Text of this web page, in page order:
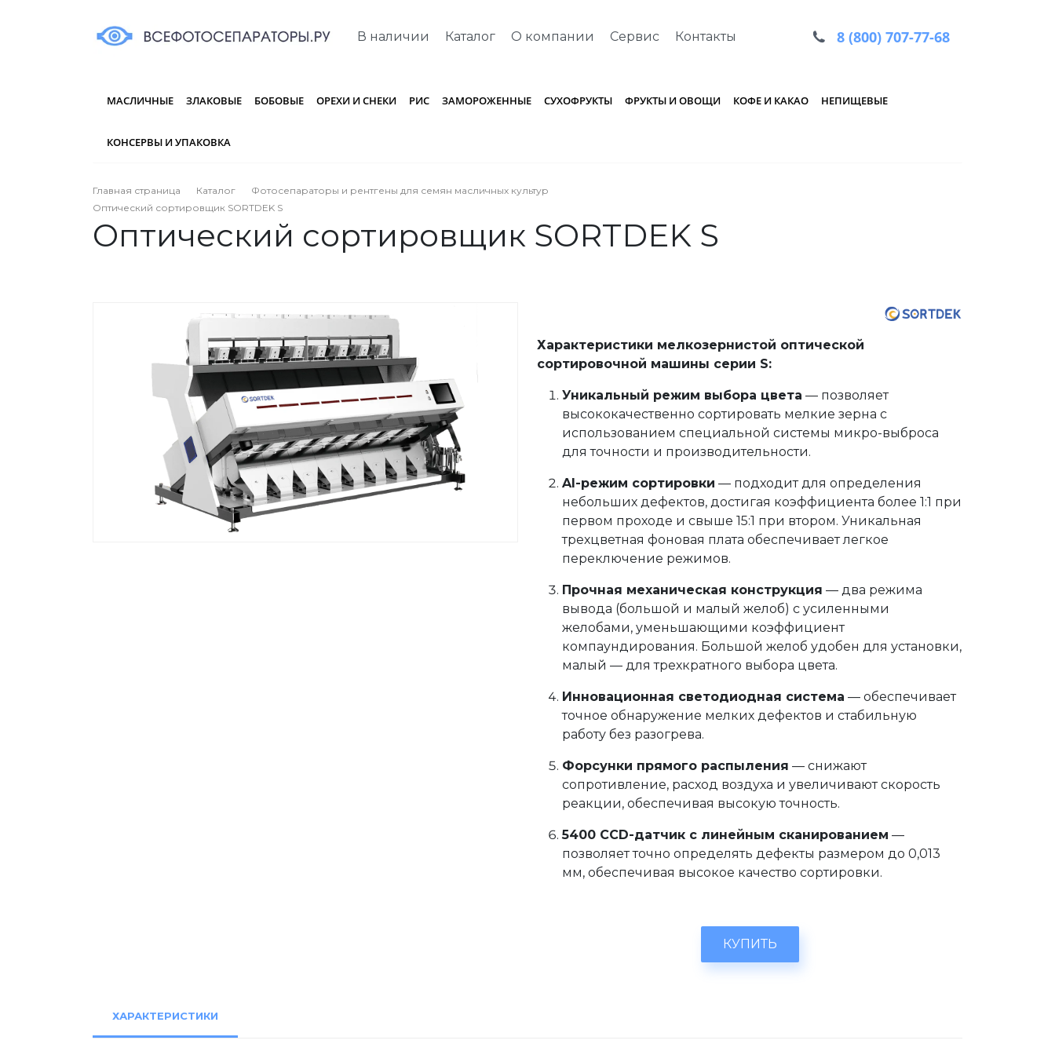
В наличии Каталог О компании Сервис Контакты 8 (800) 707-77-68
МАСЛИЧНЫЕ ЗЛАКОВЫЕ БОБОВЫЕ ОРЕХИ И СНЕКИ РИС ЗАМОРОЖЕННЫЕ СУХОФРУКТЫ ФРУКТЫ И ОВОЩИ КОФЕ И КАКАО НЕПИЩЕВЫЕ
КОНСЕРВЫ И УПАКОВКА
Главная страница Каталог
Фотосепараторы и рентгены для семян масличных культур
Оптический сортировщик SORTDEK S
Оптический сортировщик SORTDEK S
Характеристики мелкозернистой оптической
сортировочной машины серии S:
Уникальный режим выбора цвета — позволяет
высококачественно сортировать мелкие зерна с
использованием специальной системы микро-выброса
для точности и производительности.
AI-режим сортировки — подходит для определения
небольших дефектов, достигая коэффициента более 1:1 при
первом проходе и свыше 15:1 при втором. Уникальная
трехцветная фоновая плата обеспечивает легкое
переключение режимов.
Прочная механическая конструкция — два режима
вывода (большой и малый желоб) с усиленными
желобами, уменьшающими коэффициент
компаундирования. Большой желоб удобен для установки,
малый — для трехкратного выбора цвета.
Инновационная светодиодная система — обеспечивает
точное обнаружение мелких дефектов и стабильную
работу без разогрева.
Форсунки прямого распыления — снижают
сопротивление, расход воздуха и увеличивают скорость
реакции, обеспечивая высокую точность.
5400 CCD-датчик с линейным сканированием —
позволяет точно определять дефекты размером до 0,013
мм, обеспечивая высокое качество сортировки.
КУПИТЬ
ХАРАКТЕРИСТИКИ